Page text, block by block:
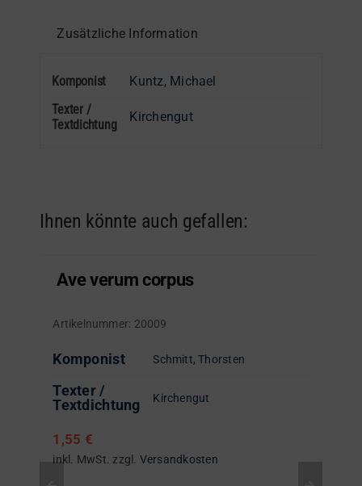
Zusätzliche Information
Komponist
Kuntz, Michael
Texter /
Textdichtung
Kirchengut
Ihnen könnte auch gefallen:
Ave verum corpus
Artikelnummer: 20009
Komponist Schmitt, Thorsten
Texter /
Textdichtung
Kirchengut
1,55 €
inkl. MwSt. zzgl. Versandkosten